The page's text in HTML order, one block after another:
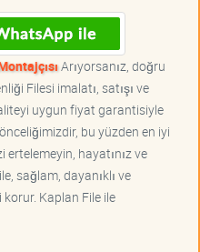
Arıyorsanız, doğru
Filesi imalatı, satışı ve
uygun fiyat garantisiyle
bu yüzden en iyi
hayatınız ve
sağlam, dayanıklı ve
Kaplan File ile